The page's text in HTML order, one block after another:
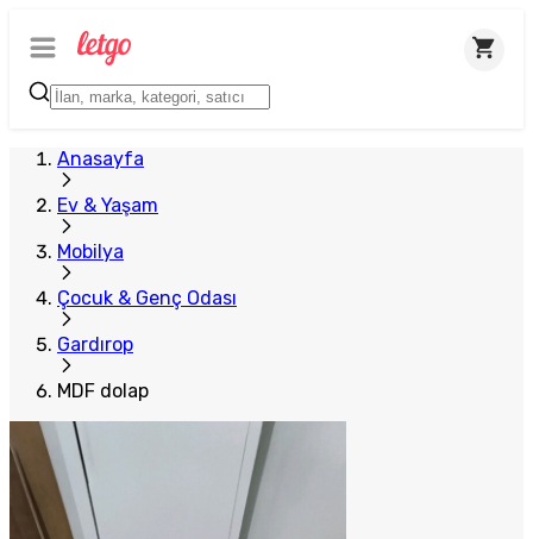
Anasayfa
Ev & Yaşam
Mobilya
Çocuk & Genç Odası
Gardırop
MDF dolap